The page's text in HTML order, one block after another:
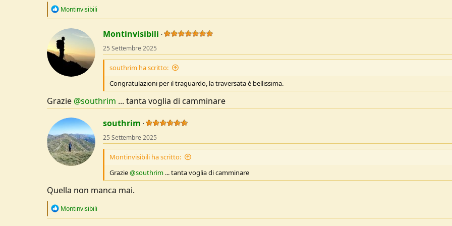
R
c
t
o
s
Montinvisibili
Montinvisibili
25 Settembre 2025
southrim ha scritto:
Congratulazioni per il traguardo, la traversata è bellissima.
Grazie @southrim ... tanta voglia di camminare
southrim
25 Settembre 2025
Montinvisibili ha scritto:
Grazie@southrim ... tanta voglia di camminare
Quella non manca mai.
R
Montinvisibili